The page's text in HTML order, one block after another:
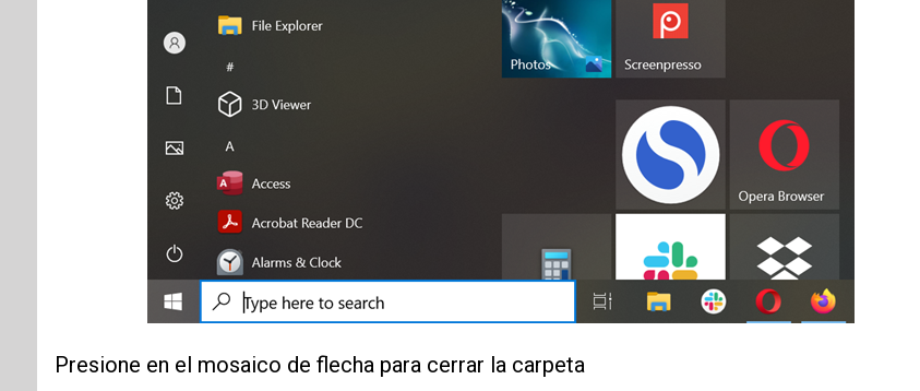
Presione en el mosaico de flecha para cerrar la carpeta